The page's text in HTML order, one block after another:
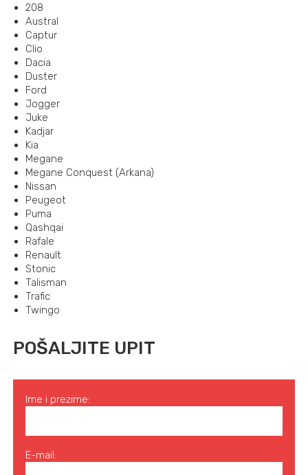
208
Austral
Captur
Clio
Dacia
Duster
Ford
Jogger
Juke
Kadjar
Kia
Megane
Megane Conquest (Arkana)
Nissan
Peugeot
Puma
Qashqai
Rafale
Renault
Stonic
Talisman
Trafic
Twingo
POŠALJITE UPIT
Ime i prezime:
E-mail: